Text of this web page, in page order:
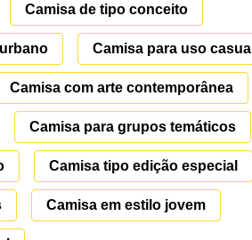
Camisa de tipo conceito
Camisa para uso casual
Camisa com arte contemporânea
Camisa para grupos temáticos
Camisa tipo edição especial
Camisa em estilo jovem